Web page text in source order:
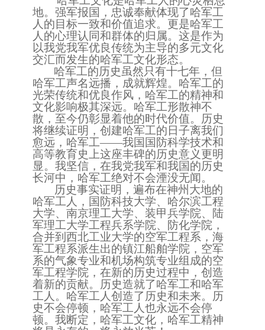
地。强军报国，忠诚奉献体现了哈军工
人的目标一致和价值追求。更是哈军工
人的心理认同和群体的归属。这是作为
以我党我军优良传统为主导的多元文化
交汇而发生的哈军工文化形态。
哈军工的历史虽然只有十七年，但
哈军工声名远播，成就辉煌。哈军工的
光荣传统和优良作风，哈军工的精神和
文化影响极其深远。哈军工形散神不
散，至今仍彰显着他的时代价值。历史
将继续证明，创建哈军工的日子离我们
愈远，哈军工——我国国防科学技术和
高等教育史上这座丰碑的历史意义更明
显。我坚信，在我党我军和我国的历史
长河中，哈军工绝对不会湮没无闻。
历史事实证明，遍布在神州大地的
哈军工人， 国防科技大学、哈尔滨工程
大学、 南京理工大学、 装甲兵学院、陆
军理工大学工程兵系学院、 防化学院，
合并到西北工业大学的空军工程系，海
军工程系派生出的镇江船舶学院，空军
系的气象专业和机场构筑专业组成的空
军工程学院，在新的历史过程中，创造
着新的贡献。历史造就了哈军工和哈军
工人。哈军工人创造了历史和未来。历
史不会停顿，哈军工人也永远不会停
顿。我断定，哈军工文化，哈军工精神